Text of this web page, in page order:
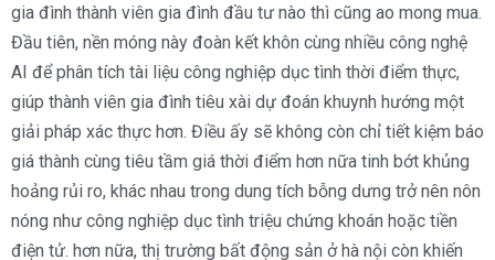
gia đình thành viên gia đình đầu tư nào thì cũng ao mong mua.
Đầu tiên, nền móng này đoàn kết khôn cùng nhiều công nghệ
AI để phân tích tài liệu công nghiệp dục tình thời điểm thực,
giúp thành viên gia đình tiêu xài dự đoán khuynh hướng một
giải pháp xác thực hơn. Điều ấy sẽ không còn chỉ tiết kiệm báo
giá thành cùng tiêu tầm giá thời điểm hơn nữa tinh bớt khủng
hoảng rủi ro, khác nhau trong dung tích bỗng dưng trở nên nôn
nóng như công nghiệp dục tình triệu chứng khoán hoặc tiền
điện tử. hơn nữa, thị trường bất động sản ở hà nội còn khiến